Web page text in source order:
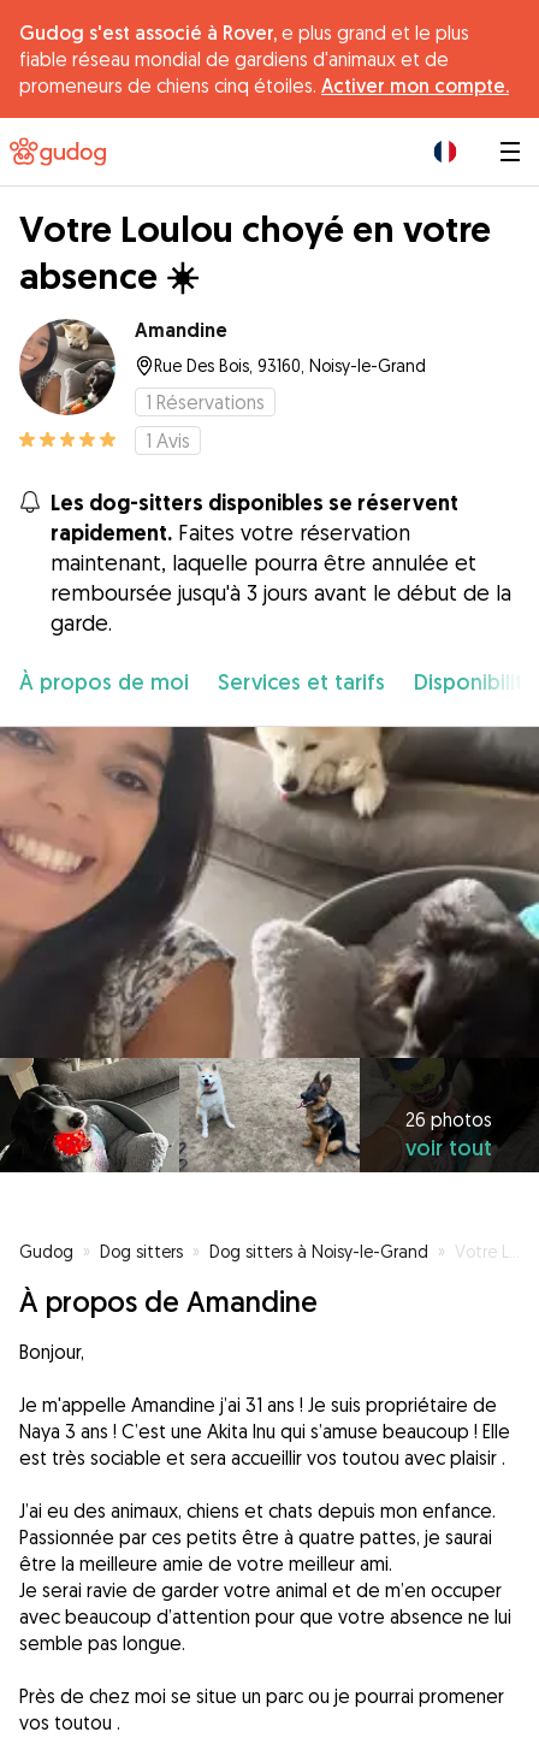
Gudog s'est associé à Rover, e plus grand et le plus
fiable réseau mondial de gardiens d'animaux et de
promeneurs de chiens cinq étoiles. Activer mon compte.
Votre Loulou choyé en votre
absence ☀️
Amandine
Rue Des Bois, 93160, Noisy-le-Grand
1 Réservations
1 Avis
Les dog-sitters disponibles se réservent
rapidement. Faites votre réservation
maintenant, laquelle pourra être annulée et
remboursée jusqu'à 3 jours avant le début de la
garde.
À propos de moi Services et tarifs Disponibilité
26 photos
voir tout
Gudog » Dog sitters » Dog sitters à Noisy-le-Grand » Votre Loulou choyé en votre absence ☀️
À propos de Amandine
Bonjour,
Je m'appelle Amandine j’ai 31 ans ! Je suis propriétaire de
Naya 3 ans ! C’est une Akita Inu qui s’amuse beaucoup ! Elle
est très sociable et sera accueillir vos toutou avec plaisir .
J’ai eu des animaux, chiens et chats depuis mon enfance.
Passionnée par ces petits être à quatre pattes, je saurai
être la meilleure amie de votre meilleur ami.
Je serai ravie de garder votre animal et de m’en occuper
avec beaucoup d’attention pour que votre absence ne lui
semble pas longue.
Près de chez moi se situe un parc ou je pourrai promener
vos toutou .